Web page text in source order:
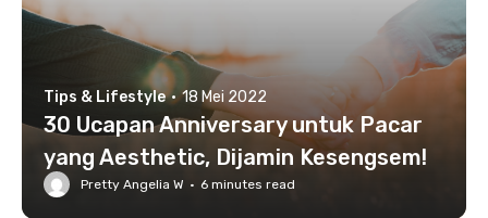
Tips & Lifestyle · 18 Mei 2022
30 Ucapan Anniversary untuk Pacar
yang Aesthetic, Dijamin Kesengsem!
Pretty Angelia W · 6 minutes read